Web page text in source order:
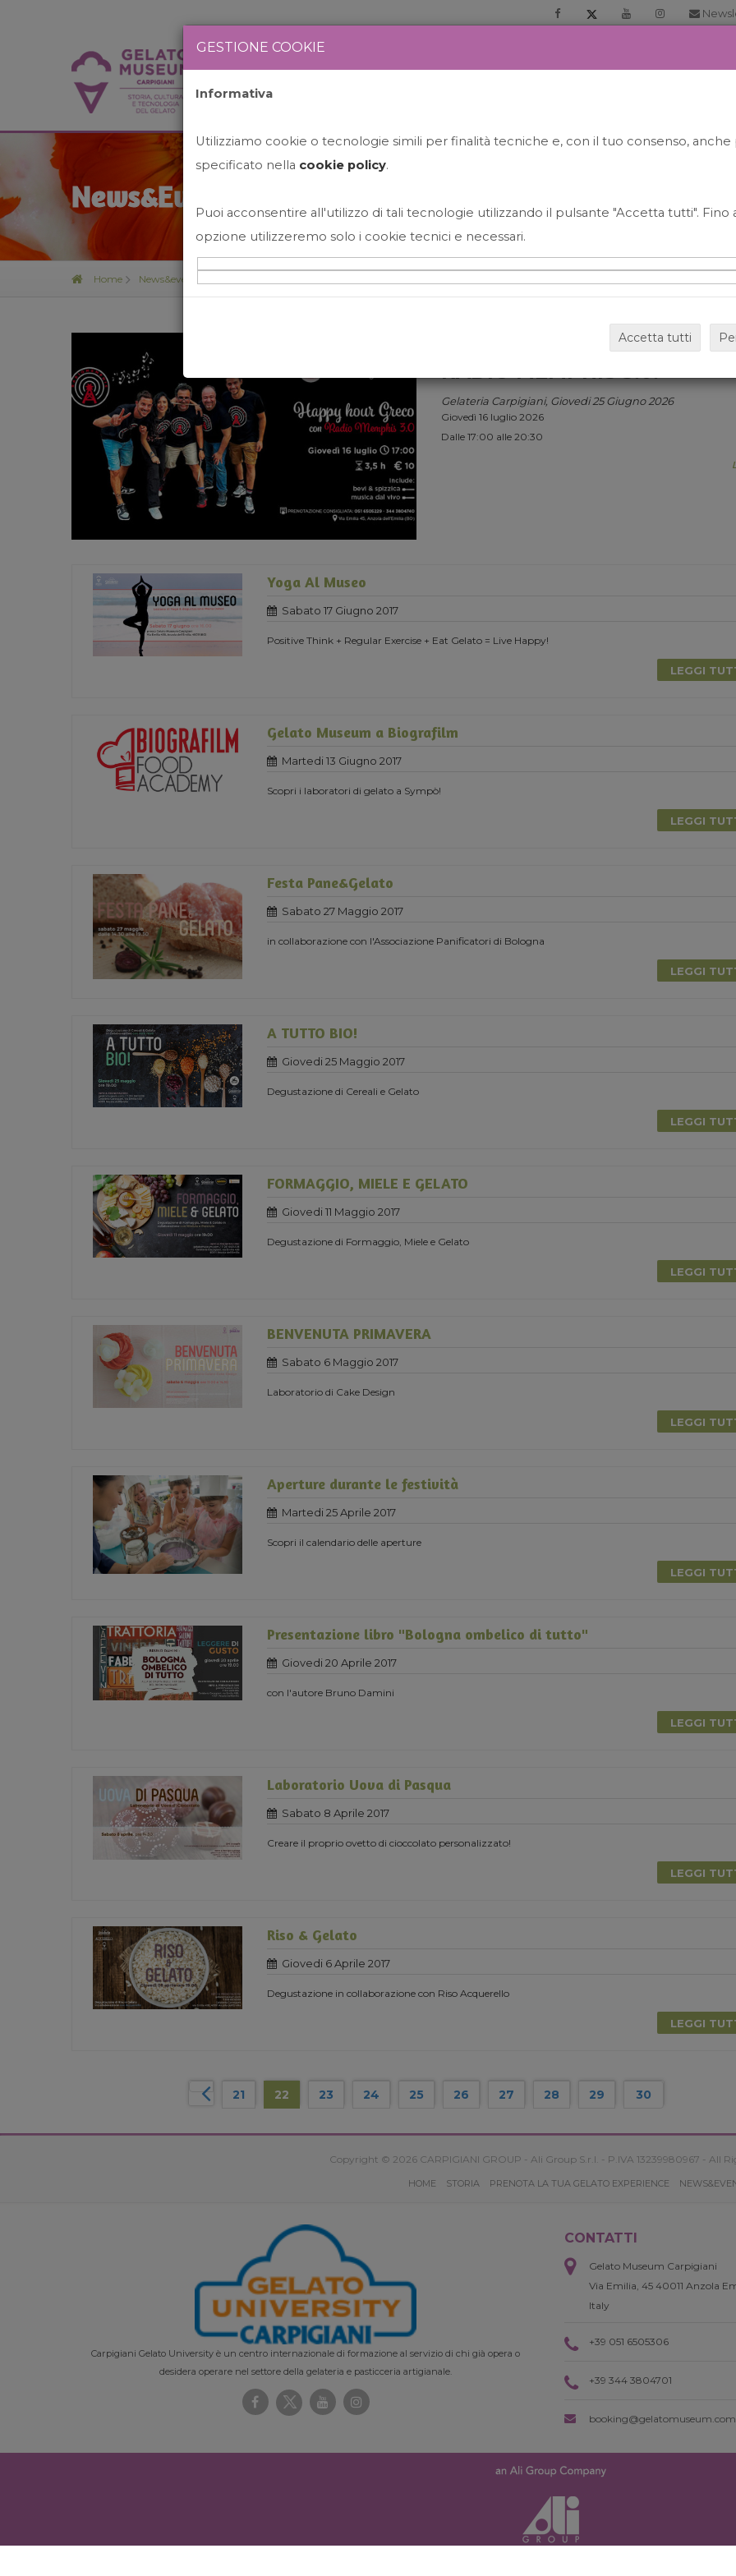
News&Events
Home News&events
HAPPY HOUR GRECO CON
RADIO MEMPHIS 3.0.
Gelateria Carpigiani, Giovedi 25 Giugno 2026
Giovedì 16 luglio 2026
Dalle 17:00 alle 20:30
Yoga Al Museo
Sabato 17 Giugno 2017
Positive Think + Regular Exercise + Eat Gelato = Live Happy!
LEGGI
Gelato Museum a Biografilm
Martedi 13 Giugno 2017
Scopri i laboratori di gelato a Sympò!
LEGGI
Festa Pane&Gelato
Sabato 27 Maggio 2017
in collaborazione con l'Associazione Panificatori di Bologna
LEGGI
A TUTTO BIO!
Giovedi 25 Maggio 2017
Degustazione di Cereali e Gelato
LEGGI
FORMAGGIO, MIELE E GELATO
Giovedi 11 Maggio 2017
Degustazione di Formaggio, Miele e Gelato
LEGGI
BENVENUTA PRIMAVERA
Sabato 6 Maggio 2017
Laboratorio di Cake Design
LEGGI
Aperture durante le festività
Martedi 25 Aprile 2017
Scopri il calendario delle aperture
LEGGI
Presentazione libro "Bologna ombelico di tutto"
Giovedi 20 Aprile 2017
con l'autore Bruno Damini
LEGGI
Laboratorio Uova di Pasqua
Sabato 8 Aprile 2017
Creare il proprio ovetto di cioccolato personalizzato!
LEGGI
Riso & Gelato
Giovedi 6 Aprile 2017
Degustazione in collaborazione con Riso Acquerello
LEGGI
21 22 23 24 25 26 27 28 29 30
Copyright © 2026 CARPIGIANI GROUP - Ali Group S.r.l. - P.IVA 13239980967 - All
HOME STORIA PRENOTA LA TUA GELATO EXPERIENCE
Carpigiani Gelato University è un centro internazionale di formazione al servizio di chi già opera o
desidera operare nel settore della gelateria e pasticceria artigianale.
CONTATTI
Gelato Museum Carpigiani
Via Emilia, 45 40011 Anzola
Italy
+39 051 6505306
+39 344 3804701
booking@gelatomuseum.com
GESTIONE COOKIE
Informativa
Utilizziamo cookie o tecnologie simili per finalità tecniche e, con il tuo consenso,
specificato nella cookie policy.
Puoi acconsentire all'utilizzo di tali tecnologie utilizzando il pulsante "Accetta tutti". Fino
opzione utilizzeremo solo i cookie tecnici e necessari.
Accetta tutti